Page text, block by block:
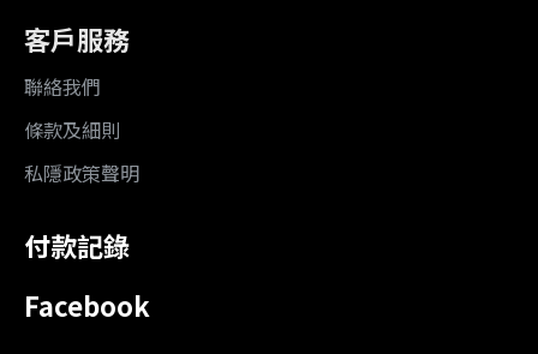
客戶服務
聯絡我們
條款及細則
私隱政策聲明
付款記錄
Facebook